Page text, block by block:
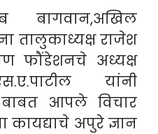
बागवान,अखिल
तालुकाध्यक्ष राजेश
फौंडेशनचे अध्यक्ष
यांनी
बाबत आपले विचार
कायद्याचे अपुरे ज्ञान